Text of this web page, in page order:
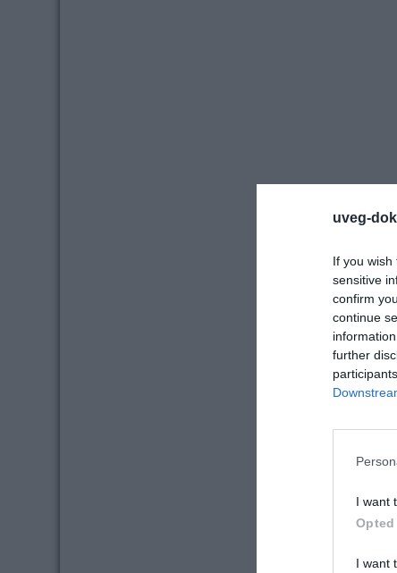
uveg-
If you
sensitive
confirm
continue
further
I want
Opted
I want